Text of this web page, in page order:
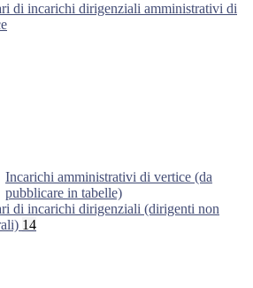
di incarichi dirigenziali amministrativi di
Incarichi amministrativi di vertice (da
pubblicare in tabelle)
di incarichi dirigenziali (dirigenti non
14